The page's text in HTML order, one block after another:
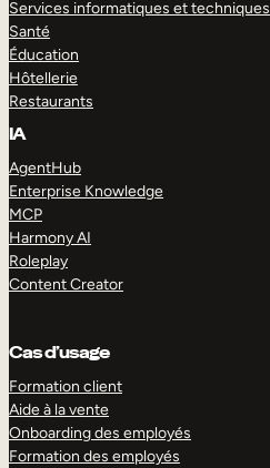
Services informatiques et techniques
Santé
Éducation
Hôtellerie
Restaurants
IA
AgentHub
Enterprise Knowledge
MCP
Harmony AI
Roleplay
Content Creator
Cas d’usage
Formation client
Aide à la vente
Onboarding des employés
Formation des employés